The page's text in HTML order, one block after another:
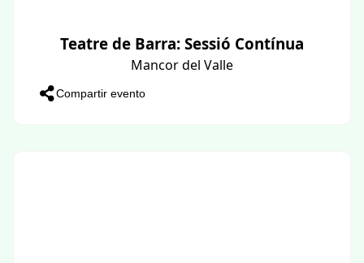
Teatre de Barra: Sessió Contínua
Mancor del Valle
Compartir evento